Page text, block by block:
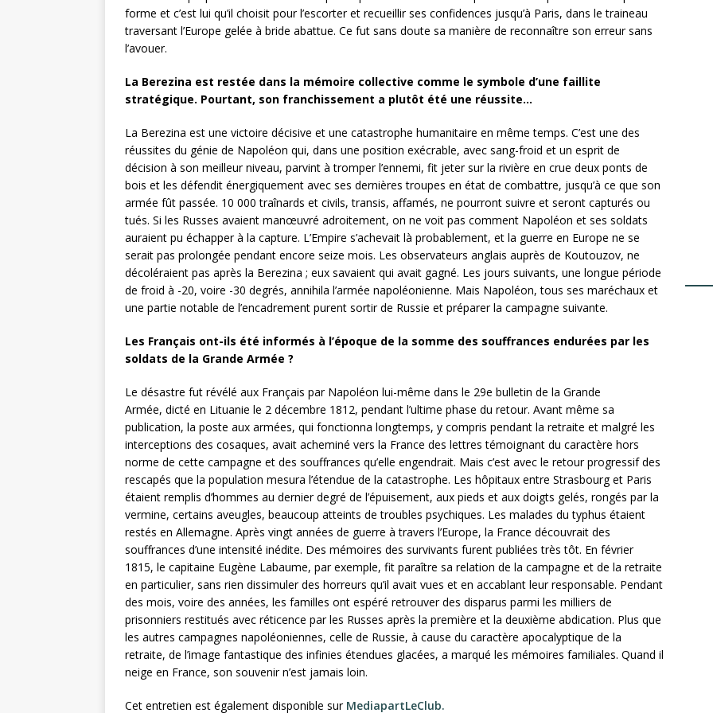
forme et c’est lui qu’il choisit pour l’escorter et recueillir ses confidences jusqu’à Paris, dans le traineau
traversant l’Europe gelée à bride abattue. Ce fut sans doute sa manière de reconnaître son erreur sans
l’avouer.
La Berezina est restée dans la mémoire collective comme le symbole d’une faillite
stratégique. Pourtant, son franchissement a plutôt été une réussite…
La Berezina est une victoire décisive et une catastrophe humanitaire en même temps. C’est une des
réussites du génie de Napoléon qui, dans une position exécrable, avec sang-froid et un esprit de
décision à son meilleur niveau, parvint à tromper l’ennemi, fit jeter sur la rivière en crue deux ponts de
bois et les défendit énergiquement avec ses dernières troupes en état de combattre, jusqu’à ce que son
armée fût passée. 10 000 traînards et civils, transis, affamés, ne pourront suivre et seront capturés ou
tués. Si les Russes avaient manœuvré adroitement, on ne voit pas comment Napoléon et ses soldats
auraient pu échapper à la capture. L’Empire s’achevait là probablement, et la guerre en Europe ne se
serait pas prolongée pendant encore seize mois. Les observateurs anglais auprès de Koutouzov, ne
décoléraient pas après la Berezina ; eux savaient qui avait gagné. Les jours suivants, une longue période
de froid à -20, voire -30 degrés, annihila l’armée napoléonienne. Mais Napoléon, tous ses maréchaux et
une partie notable de l’encadrement purent sortir de Russie et préparer la campagne suivante.
Les Français ont-ils été informés à l’époque de la somme des souffrances endurées par les
soldats de la Grande Armée ?
Le désastre fut révélé aux Français par Napoléon lui-même dans le 29e bulletin de la Grande
Armée, dicté en Lituanie le 2 décembre 1812, pendant l’ultime phase du retour. Avant même sa
publication, la poste aux armées, qui fonctionna longtemps, y compris pendant la retraite et malgré les
interceptions des cosaques, avait acheminé vers la France des lettres témoignant du caractère hors
norme de cette campagne et des souffrances qu’elle engendrait. Mais c’est avec le retour progressif des
rescapés que la population mesura l’étendue de la catastrophe. Les hôpitaux entre Strasbourg et Paris
étaient remplis d’hommes au dernier degré de l’épuisement, aux pieds et aux doigts gelés, rongés par la
vermine, certains aveugles, beaucoup atteints de troubles psychiques. Les malades du typhus étaient
restés en Allemagne. Après vingt années de guerre à travers l’Europe, la France découvrait des
souffrances d’une intensité inédite. Des mémoires des survivants furent publiées très tôt. En février
1815, le capitaine Eugène Labaume, par exemple, fit paraître sa relation de la campagne et de la retraite
en particulier, sans rien dissimuler des horreurs qu’il avait vues et en accablant leur responsable. Pendant
des mois, voire des années, les familles ont espéré retrouver des disparus parmi les milliers de
prisonniers restitués avec réticence par les Russes après la première et la deuxième abdication. Plus que
les autres campagnes napoléoniennes, celle de Russie, à cause du caractère apocalyptique de la
retraite, de l’image fantastique des infinies étendues glacées, a marqué les mémoires familiales. Quand il
neige en France, son souvenir n’est jamais loin.
Cet entretien est également disponible sur MediapartLeClub.